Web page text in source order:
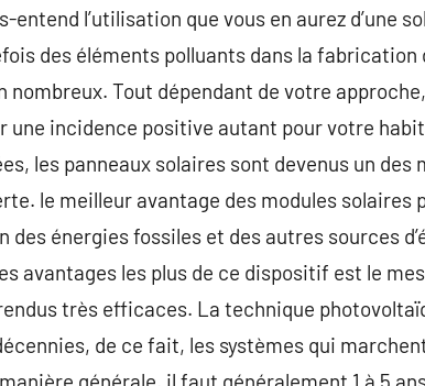
entend l’utilisation que vous en aurez d’une
des éléments polluants dans la fabrication
nombreux. Tout dépendant de votre
une incidence positive autant pour votre
les panneaux solaires sont devenus un
le meilleur avantage des modules
des énergies fossiles et des autres sources
avantages les plus de ce dispositif est le
très efficaces. La technique
de ce fait, les systèmes qui
générale, il faut généralement 1 à 5